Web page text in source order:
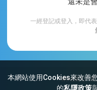
本網站使用Cookies來改善
的私隱政策
一經登記或登入，即代
網站索引